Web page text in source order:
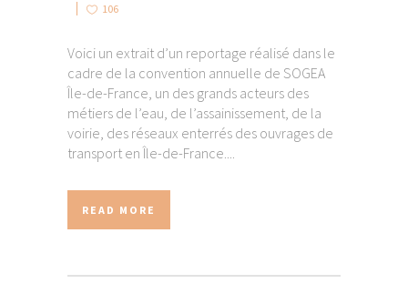
106
Voici un extrait d’un reportage réalisé dans le
cadre de la convention annuelle de SOGEA
Île-de-France, un des grands acteurs des
métiers de l’eau, de l’assainissement, de la
voirie, des réseaux enterrés des ouvrages de
transport en Île-de-France....
READ MORE